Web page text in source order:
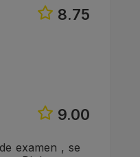
8.75
9.00
examen , se